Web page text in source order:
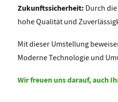
Zukunftssicherheit: Durch
hohe Qualität und
Mit dieser Umstellung
Moderne Technologie und
Wir freuen uns darauf, auch